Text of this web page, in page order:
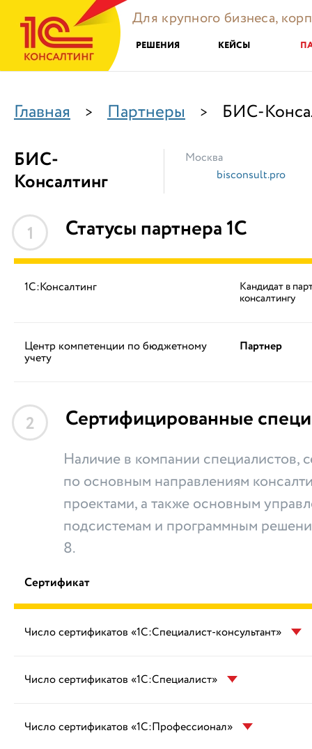
Для крупного бизнеса,
РЕШЕНИЯ КЕЙСЫ
Главная > Партнеры > БИС-
БИС-
Консалтинг
Москва
bisconsult.pro
1 Статусы партнера 1С
1С:Консалтинг Кандидат в
консалтингу
Центр компетенции по бюджетному
учету
Партнер
2 Сертифицированные
Наличие в компании специалистов,
по основным направлениям
проектами, а также основным
подсистемам и программным
8.
Сертификат
Число сертификатов «1С:Специалист-консультант»
Число сертификатов «1С:Специалист»
Число сертификатов «1С:Профессионал»